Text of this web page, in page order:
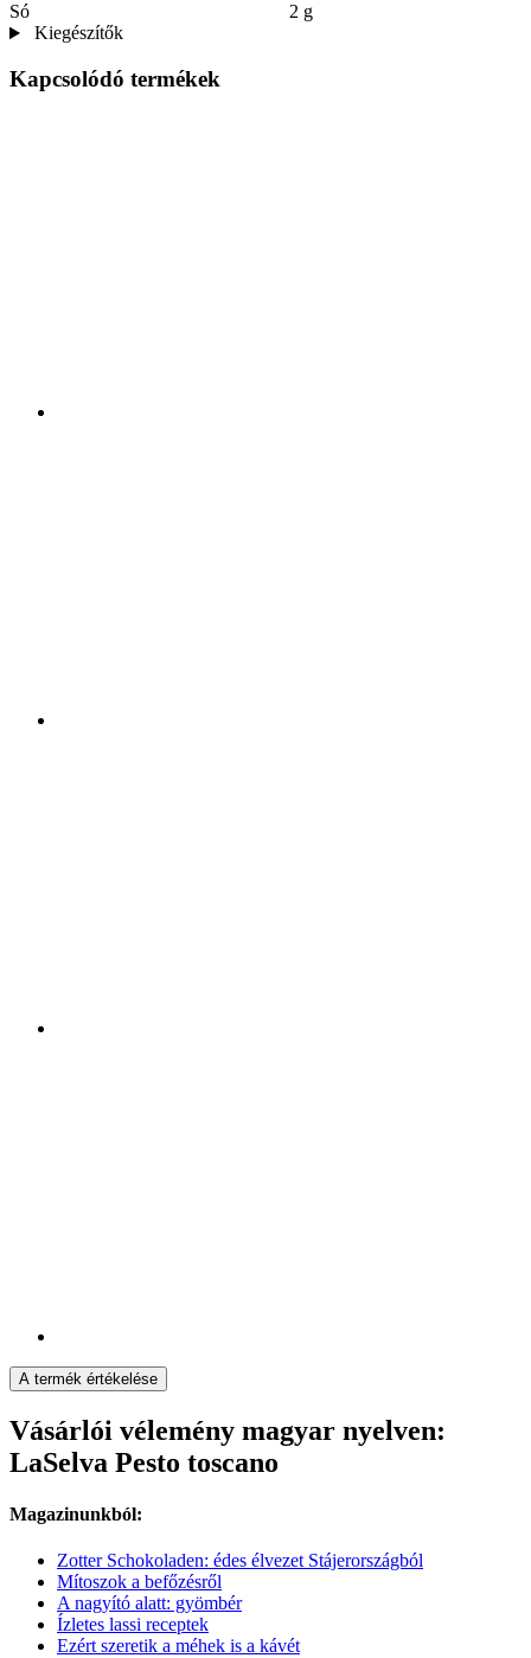
Só
2 g
Kiegészítők
Kapcsolódó termékek
A termék értékelése
Vásárlói vélemény magyar nyelven:
LaSelva Pesto toscano
Magazinunkból:
Zotter Schokoladen: édes élvezet Stájerországból
Mítoszok a befőzésről
A nagyító alatt: gyömbér
Ízletes lassi receptek
Ezért szeretik a méhek is a kávét